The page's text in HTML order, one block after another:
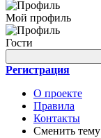
Мой профиль
Гости
Регистрация
О проекте
Правила
Контакты
Сменить тему